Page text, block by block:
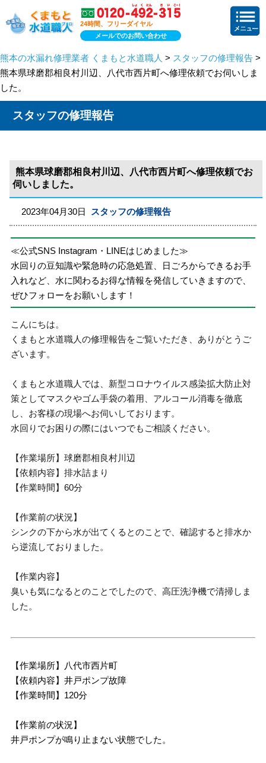
24時間、フリーダイヤル
メールでのお問い合わせ
熊本の水漏れ修理業者 くまもと水道職人 > スタッフの修理報告 >
熊本県球磨郡相良村川辺、八代市西片町へ修理依頼でお伺いしま
した。
スタッフの修理報告
熊本県球磨郡相良村川辺、八代市西片町へ修理依頼でお
伺いしました。
2023年04月30日 スタッフの修理報告
≪公式SNS Instagram・LINEはじめました≫
水回りの豆知識や緊急時の応急処置、日ごろからできるお手
入れなど、水に関わるお得な情報を発信していきますので、
ぜひフォローをお願いします！
こんにちは。
くまもと水道職人の修理報告をご覧いただき、ありがとうご
ざいます。
くまもと水道職人では、新型コロナウイルス感染拡大防止対
策としてマスクやゴム手袋の着用、アルコール消毒を徹底
し、お客様の現場へお伺いしております。
水回りでお困りの際にはいつでもご相談ください。
【作業場所】球磨郡相良村川辺
【依頼内容】排水詰まり
【作業時間】60分
【作業前の状況】
シンクの下から水が出てくるとのことで、確認すると排水か
ら逆流しておりました。
【作業内容】
臭いも気になるとのことでしたので、高圧洗浄機で清掃しま
した。
【作業場所】八代市西片町
【依頼内容】井戸ポンプ故障
【作業時間】120分
【作業前の状況】
井戸ポンプが鳴り止まない状態でした。